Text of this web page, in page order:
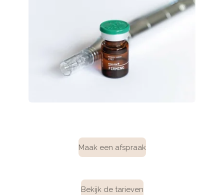
Maak een afspraak
Bekijk de tarieven